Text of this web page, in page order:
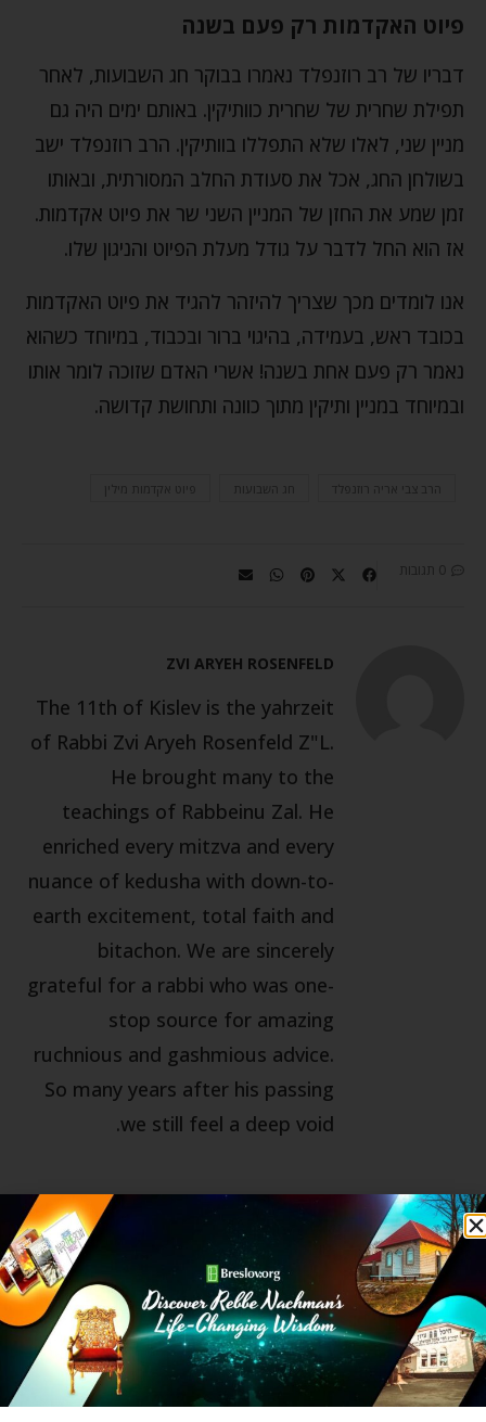
פיוט האקדמות רק פעם בשנה
דבריו של רב רוזנפלד נאמרו בבוקר חג השבועות, לאחר
תפילת שחרית של שחרית כוותיקין. באותם ימים היה גם
מניין שני, לאלו שלא התפללו בוותיקין. הרב רוזנפלד ישב
בשולחן החג, אכל את סעודת החלב המסורתית, ובאותו
זמן שמע את החזן של המניין השני שר את פיוט אקדמות.
אז הוא החל לדבר על גודל מעלת הפיוט והניגון שלו.
אנו לומדים מכך שצריך להיזהר להגיד את פיוט האקדמות
בכובד ראש, בעמידה, בהיגוי ברור ובכבוד, במיוחד כשהוא
נאמר רק פעם אחת בשנה! אשרי האדם שזוכה לומר אותו
ובמיוחד במניין ותיקין מתוך כוונה ותחושת קדושה.
הרב צבי אריה רוזנפלד חג השבועות פיוט אקדמות מילין
0 תגובות
ZVI ARYEH ROSENFELD
The 11th of Kislev is the yahrzeit
of Rabbi Zvi Aryeh Rosenfeld Z"L.
He brought many to the
teachings of Rabbeinu Zal. He
enriched every mitzva and every
nuance of kedusha with down-to-
earth excitement, total faith and
bitachon. We are sincerely
grateful for a rabbi who was one-
stop source for amazing
ruchnious and gashmious advice.
So many years after his passing
we still feel a deep void.
מאמר הבא
מאמר קודם
כח המשיכה של צדיק האמת – פרשת במדבר
מאמרים קשורים